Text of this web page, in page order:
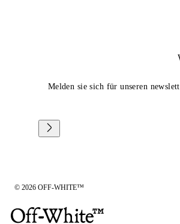
Melden sie sich für unseren
© 2026 OFF-WHITE™